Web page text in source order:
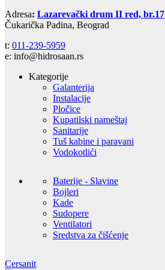
Adresa: Lazarevački drum II red, br.17
Čukarička Padina, Beograd
t: 011-239-5959
e: info@hidrosaan.rs
Kategorije
Galanterija
Instalacije
Pločice
Kupatilski nameštaj
Sanitarije
Tuš kabine i paravani
Vodokotlići
Baterije - Slavine
Bojleri
Kade
Sudopere
Ventilatori
Sredstva za čišćenje
Cersanit